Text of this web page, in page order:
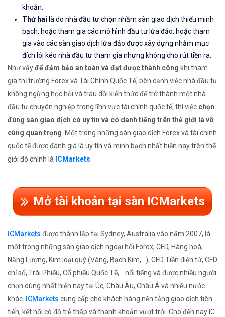
khoản.
Thứ hai là do nhà đầu tư chọn nhầm sàn giao dịch thiếu minh
bạch, hoặc tham gia các mô hình đầu tư lừa đảo, hoặc tham
gia vào các sàn giao dịch lừa đảo được xây dựng nhằm mục
đích lôi kéo nhà đầu tư tham gia nhưng không cho rút tiền ra.
Như vậyđể đảm bảo an toàn và đạt được thành công khi tham
gia thị trường Forex và Tài Chính Quốc Tế, bên cạnh việc nhà đầu tư
không ngừng học hỏi và trau dồi kiến thức để trở thành một nhà
đầu tư chuyên nghiệp trong lĩnh vực tài chính quốc tế, thì việc chọn
đúng sàn giao dịch có uy tín và có danh tiếng trên thế giới là vô
cùng quan trọng. Một trong những sàn giao dịch Forex và tài chính
quốc tế được đánh giá là uy tín và minh bạch nhất hiện nay trên thế
giới đó chính là ICMarkets.
Mở tài khoản tại sàn ICMarkets
ICMarkets được thành lập tại Sydney, Australia vào năm 2007, là
một trong những sàn giao dịch ngoại hối Forex, CFD, Hàng hoá,
Năng Lượng, Kim loại quý (Vàng, Bạch Kim,...), CFD Tiền điện tử, CFD
chỉ số, Trái Phiếu, Cổ phiếu Quốc Tế,... nổi tiếng và được nhiều người
chọn dùng nhất hiện nay tại Úc, Châu Âu, Châu Á và nhiều nước
khác. ICMarkets cung cấp cho khách hàng nền tảng giao dịch tiên
tiến, kết nối có độ trễ thấp và thanh khoản vượt trội. Cho đến nay IC